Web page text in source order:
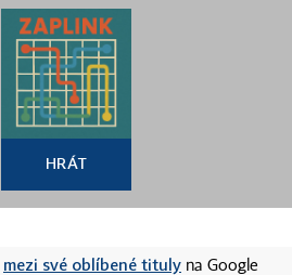
HRÁT
mezi své oblíbené tituly na Google